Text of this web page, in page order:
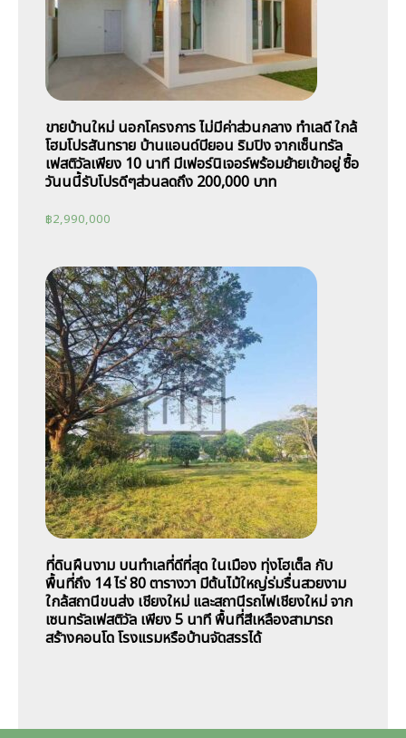
ขายบ้านใหม่ นอกโครงการ ไม่มีค่าส่วนกลาง ทำเลดี ใกล้
โฮมโปรสันทราย บ้านแอนด์บียอน ริมปิง จากเซ็นทรัล
เฟสติวัลเพียง 10 นาที มีเฟอร์นิเจอร์พร้อมย้ายเข้าอยู่ ซื้อ
วันนนี้รับโปรดีๆส่วนลดถึง 200,000 บาท
฿2,990,000
ที่ดินผืนงาม บนทำเลที่ดีที่สุด ในเมือง ทุ่งโฮเต็ล กับ
พื้นที่ถึง 14 ไร่ 80 ตารางวา มีต้นไม้ใหญ่ร่มรื่นสวยงาม
ใกล้สถานีขนส่ง เชียงใหม่ และสถานีรถไฟเชียงใหม่ จาก
เซนทรัลเฟสติวัล เพียง 5 นาที พื้นที่สีเหลืองสามารถ
สร้างคอนโด โรงแรมหรือบ้านจัดสรรได้